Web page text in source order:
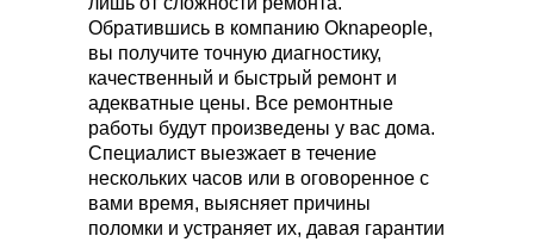
Обратившись в компанию Oknapeople,
вы получите точную диагностику,
качественный и быстрый ремонт и
адекватные цены. Все ремонтные
работы будут произведены у вас дома.
Специалист выезжает в течение
нескольких часов или в оговоренное с
вами время, выясняет причины
поломки и устраняет их, давая гарантии